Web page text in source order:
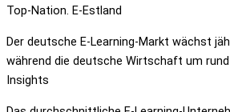
Top-Nation. E-Estland
Der deutsche E-Learning-Markt wächst
während die deutsche Wirtschaft um rund
Insights